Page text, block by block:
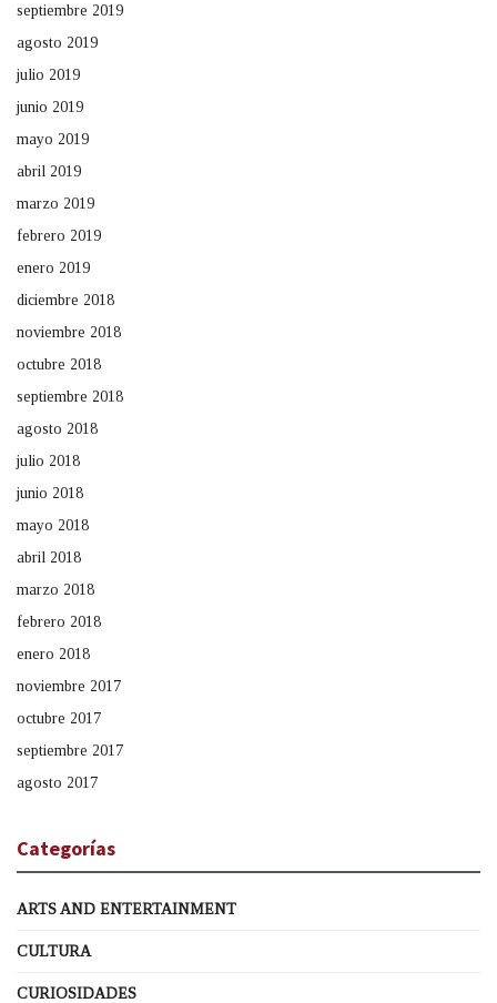
septiembre 2019
agosto 2019
julio 2019
junio 2019
mayo 2019
abril 2019
marzo 2019
febrero 2019
enero 2019
diciembre 2018
noviembre 2018
octubre 2018
septiembre 2018
agosto 2018
julio 2018
junio 2018
mayo 2018
abril 2018
marzo 2018
febrero 2018
enero 2018
noviembre 2017
octubre 2017
septiembre 2017
agosto 2017
Categorías
ARTS AND ENTERTAINMENT
CULTURA
CURIOSIDADES